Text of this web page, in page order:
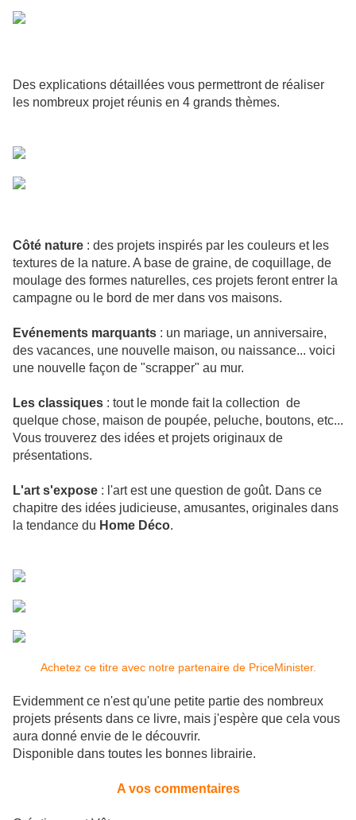
Des explications détaillées vous permettront de réaliser
les nombreux projet réunis en 4 grands thèmes.
Côté nature : des projets inspirés par les couleurs et les
textures de la nature. A base de graine, de coquillage, de
moulage des formes naturelles, ces projets feront entrer la
campagne ou le bord de mer dans vos maisons.
Evénements marquants : un mariage, un anniversaire,
des vacances, une nouvelle maison, ou naissance... voici
une nouvelle façon de "scrapper" au mur.
Les classiques : tout le monde fait la collection de
quelque chose, maison de poupée, peluche, boutons, etc...
Vous trouverez des idées et projets originaux de
présentations.
L'art s'expose : l'art est une question de goût. Dans ce
chapitre des idées judicieuse, amusantes, originales dans
la tendance du Home Déco.
Achetez ce titre avec notre partenaire de PriceMinister.
Evidemment ce n'est qu'une petite partie des nombreux
projets présents dans ce livre, mais j'espère que cela vous
aura donné envie de le découvrir.
Disponible dans toutes les bonnes librairie.
A vos commentaires